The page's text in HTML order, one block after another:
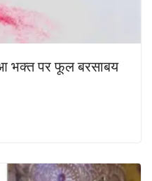
भक्त पर फूल बरसाबय